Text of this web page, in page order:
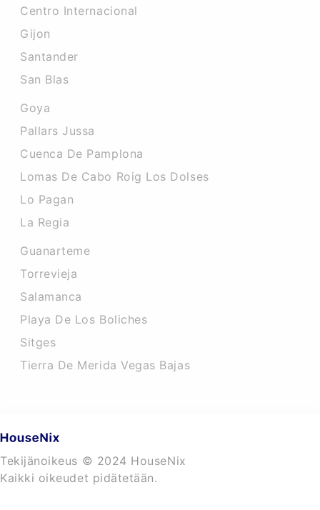
Centro Internacional
Gijon
Santander
San Blas
Goya
Pallars Jussa
Cuenca De Pamplona
Lomas De Cabo Roig Los Dolses
Lo Pagan
La Regia
Guanarteme
Torrevieja
Salamanca
Playa De Los Boliches
Sitges
Tierra De Merida Vegas Bajas
Tekijänoikeus © 2024 HouseNix
Kaikki oikeudet pidätetään.